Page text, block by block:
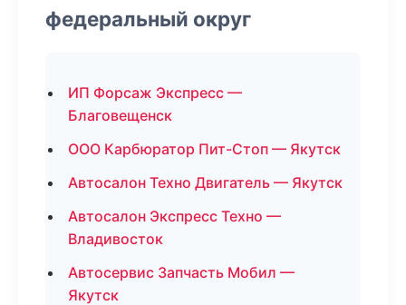
федеральный округ
ИП Форсаж Экспресс —
Благовещенск
ООО Карбюратор Пит-Стоп — Якутск
Автосалон Техно Двигатель — Якутск
Автосалон Экспресс Техно —
Владивосток
Автосервис Запчасть Мобил —
Якутск